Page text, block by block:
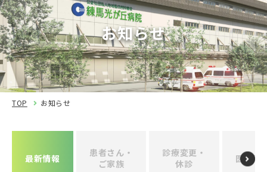
お知らせ
TOP お知らせ
最新情報
患者さん・
ご家族
診療変更・
休診
医療関